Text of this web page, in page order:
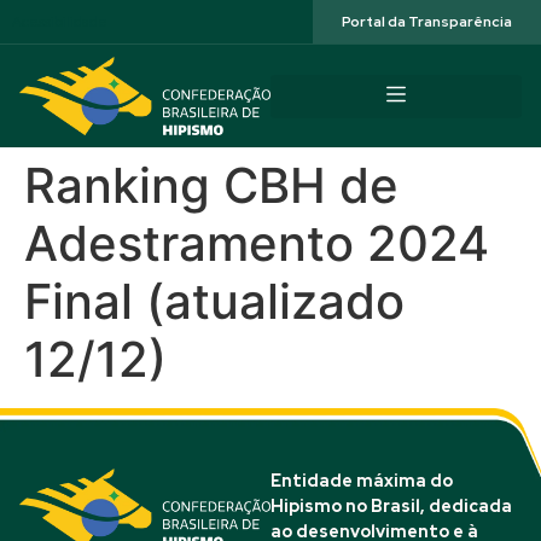
Portal da Transparência
Ranking CBH de
Adestramento 2024
Final (atualizado
12/12)
Entidade máxima do
Hipismo no Brasil, dedicada
ao desenvolvimento e à